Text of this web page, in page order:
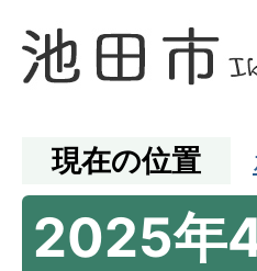
現在の位置
2025年